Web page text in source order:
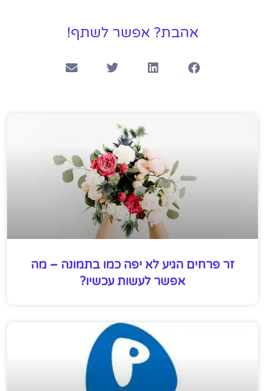
אהבת? אפשר לשתף!
זר פרחים הגיע לא יפה כמו בתמונה – מה
אפשר לעשות עכשיו?